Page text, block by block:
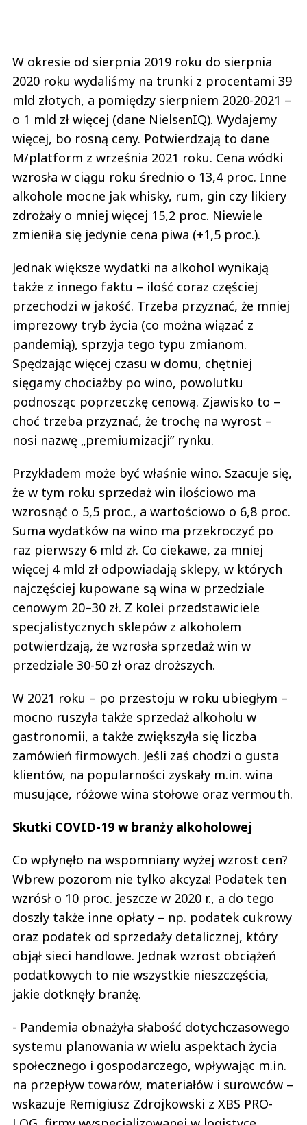
W okresie od sierpnia 2019 roku do sierpnia
2020 roku wydaliśmy na trunki z procentami 39
mld złotych, a pomiędzy sierpniem 2020-2021 –
o 1 mld zł więcej (dane NielsenIQ). Wydajemy
więcej, bo rosną ceny. Potwierdzają to dane
M/platform z września 2021 roku. Cena wódki
wzrosła w ciągu roku średnio o 13,4 proc. Inne
alkohole mocne jak whisky, rum, gin czy likiery
zdrożały o mniej więcej 15,2 proc. Niewiele
zmieniła się jedynie cena piwa (+1,5 proc.).
Jednak większe wydatki na alkohol wynikają
także z innego faktu – ilość coraz częściej
przechodzi w jakość. Trzeba przyznać, że mniej
imprezowy tryb życia (co można wiązać z
pandemią), sprzyja tego typu zmianom.
Spędzając więcej czasu w domu, chętniej
sięgamy chociażby po wino, powolutku
podnosząc poprzeczkę cenową. Zjawisko to –
choć trzeba przyznać, że trochę na wyrost –
nosi nazwę „premiumizacji” rynku.
Przykładem może być właśnie wino. Szacuje się,
że w tym roku sprzedaż win ilościowo ma
wzrosnąć o 5,5 proc., a wartościowo o 6,8 proc.
Suma wydatków na wino ma przekroczyć po
raz pierwszy 6 mld zł. Co ciekawe, za mniej
więcej 4 mld zł odpowiadają sklepy, w których
najczęściej kupowane są wina w przedziale
cenowym 20–30 zł. Z kolei przedstawiciele
specjalistycznych sklepów z alkoholem
potwierdzają, że wzrosła sprzedaż win w
przedziale 30-50 zł oraz droższych.
W 2021 roku – po przestoju w roku ubiegłym –
mocno ruszyła także sprzedaż alkoholu w
gastronomii, a także zwiększyła się liczba
zamówień firmowych. Jeśli zaś chodzi o gusta
klientów, na popularności zyskały m.in. wina
musujące, różowe wina stołowe oraz vermouth.
Skutki COVID-19 w branży alkoholowej
Co wpłynęło na wspomniany wyżej wzrost cen?
Wbrew pozorom nie tylko akcyza! Podatek ten
wzrósł o 10 proc. jeszcze w 2020 r., a do tego
doszły także inne opłaty – np. podatek cukrowy
oraz podatek od sprzedaży detalicznej, który
objął sieci handlowe. Jednak wzrost obciążeń
podatkowych to nie wszystkie nieszczęścia,
jakie dotknęły branżę.
- Pandemia obnażyła słabość dotychczasowego
systemu planowania w wielu aspektach życia
społecznego i gospodarczego, wpływając m.in.
na przepływ towarów, materiałów i surowców –
wskazuje Remigiusz Zdrojkowski z XBS PRO-